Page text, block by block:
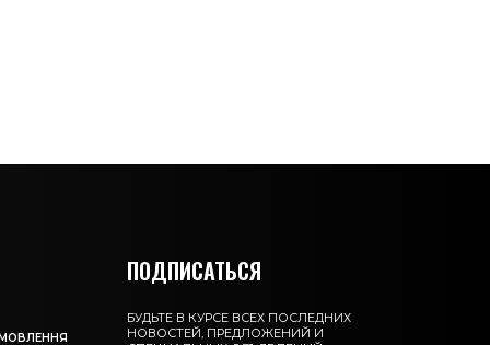
ПОДПИСАТЬСЯ
БУДЬТЕ В КУРСЕ ВСЕХ ПОСЛЕДНИХ
НОВОСТЕЙ, ПРЕДЛОЖЕНИЙ И